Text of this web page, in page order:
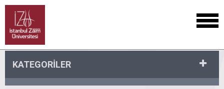
KATEGORİLER